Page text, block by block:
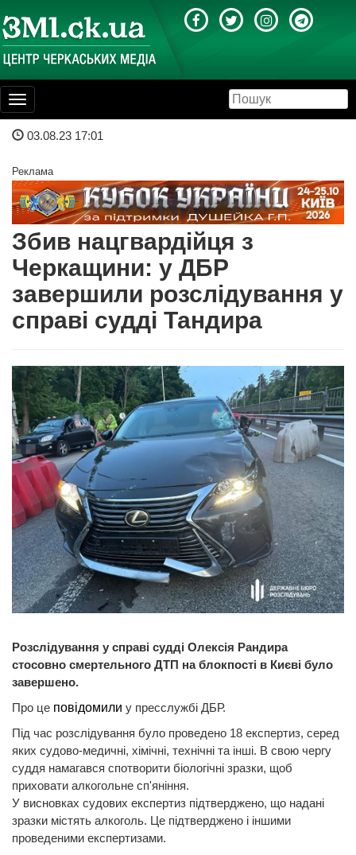
Toggle
navigation
03.08.23 17:01
Реклама
Збив нацгвардійця з
Черкащини: у ДБР
завершили розслідування у
справі судді Тандира
Розслідування у справі судді Олексія Рандира
стосовно смертельного ДТП на блокпості в Києві було
завершено.
Про це повідомили у пресслужбі ДБР.
Під час розслідування було проведено 18 експертиз, серед
яких судово-медичні, хімічні, технічні та інші. В свою чергу
суддя намагався спотворити біологічні зразки, щоб
приховати алкогольне сп'яніння.
У висновках судових експертиз підтверджено, що надані
зразки містять алкоголь. Це підтверджено і іншими
проведеними експертизами.